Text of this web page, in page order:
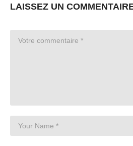
LAISSEZ UN